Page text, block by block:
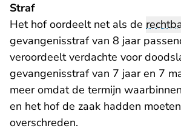
Straf
Het hof oordeelt net als de
gevangenisstraf van 8 jaar
veroordeelt verdachte voor
gevangenisstraf van 7 jaar en 7
meer omdat de termijn
en het hof de zaak hadden
overschreden.